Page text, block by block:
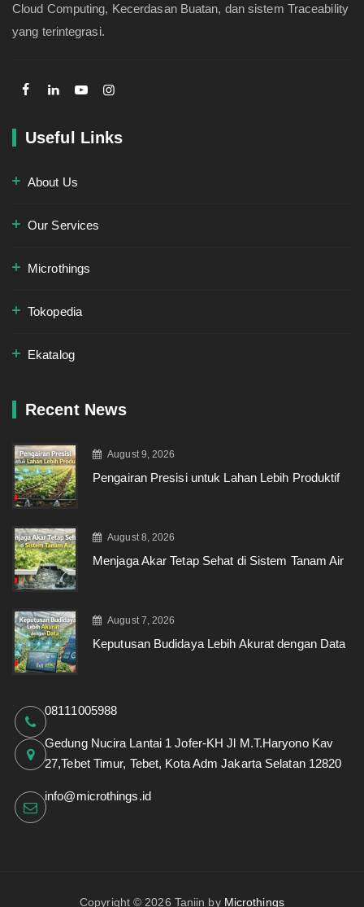
Cloud Computing, Kecerdasan Buatan, dan sistem Traceability
yang terintegrasi.
Useful Links
About Us
Our Services
Microthings
Tokopedia
Ekatalog
Recent News
August 9, 2026
Pengairan Presisi untuk Lahan Lebih Produktif
August 8, 2026
Menjaga Akar Tetap Sehat di Sistem Tanam Air
August 7, 2026
Keputusan Budidaya Lebih Akurat dengan Data
08111005988
Gedung Nucira Lantai 1 Jofer-KH Jl M.T.Haryono Kav
27,Tebet Timur, Tebet, Kota Adm Jakarta Selatan 12820
info@microthings.id
Copyright © 2026 Taniin by Microthings